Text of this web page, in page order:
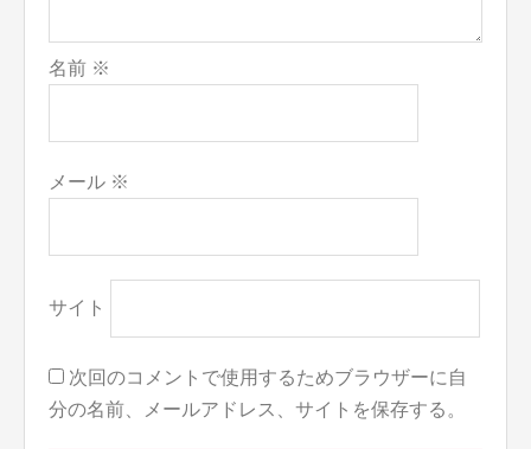
名前 ※
メール ※
サイト
次回のコメントで使用するためブラウザーに自
分の名前、メールアドレス、サイトを保存する。